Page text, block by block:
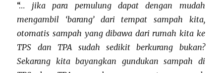
“… jika para pemulung dapat dengan mudah
mengambil ‘barang’ dari tempat sampah kita,
otomatis sampah yang dibawa dari rumah kita ke
TPS dan TPA sudah sedikit berkurang bukan?
Sekarang kita bayangkan gundukan sampah di